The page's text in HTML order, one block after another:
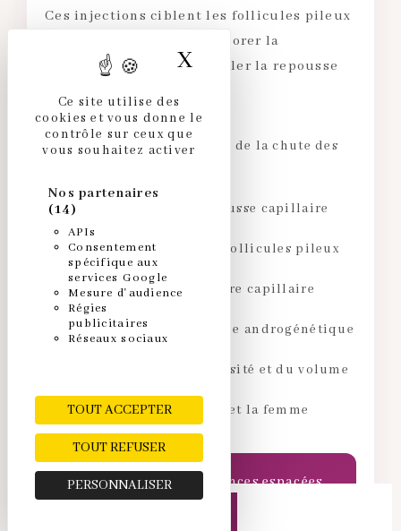
Ce site utilise des
cookies et vous donne le
contrôle sur ceux que
vous souhaitez activer
Nos partenaires
(14)
APIs
Consentement
spécifique aux
services Google
Mesure d'audience
Régies
publicitaires
Réseaux sociaux
TOUT ACCEPTER
TOUT REFUSER
PERSONNALISER
X MASQUER LE
Ces injections ciblent les follicules pileux
pour les revitaliser, améliorer la
microcirculation et stimuler la repousse
Ralentissement et arrêt de la chute des
Stimulation de la repousse capillaire
Revascularisation des follicules pileux
Renforcement de la fibre capillaire
Traitement de l'alopécie androgénétique
Amélioration de la densité et du volume
Efficace chez l'homme et la femme
Protocole : 6 à 10 séances espacées
de 15 jours, puis séances d'entretien